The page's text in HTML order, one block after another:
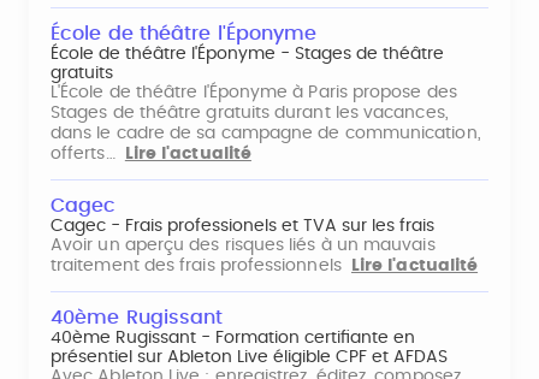
École de théâtre l'Éponyme
École de théâtre l'Éponyme - Stages de théâtre
gratuits
L'École de théâtre l'Éponyme à Paris propose des
Stages de théâtre gratuits durant les vacances,
dans le cadre de sa campagne de communication,
offerts…
Lire l'actualité
Cagec
Cagec - Frais professionels et TVA sur les frais
Avoir un aperçu des risques liés à un mauvais
traitement des frais professionnels
Lire l'actualité
40ème Rugissant
40ème Rugissant - Formation certifiante en
présentiel sur Ableton Live éligible CPF et AFDAS